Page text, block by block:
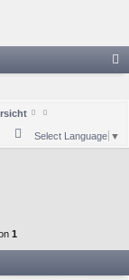
el
Select Language ▼
1